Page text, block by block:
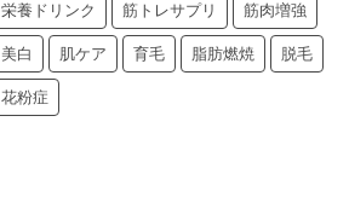
栄養ドリンク 筋トレサプリ 筋肉増強
美白 肌ケア 育毛 脂肪燃焼 脱毛
花粉症